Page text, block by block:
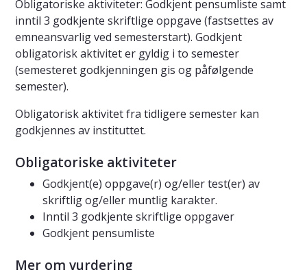
Obligatoriske aktiviteter: Godkjent pensumliste samt
inntil 3 godkjente skriftlige oppgave (fastsettes av
emneansvarlig ved semesterstart). Godkjent
obligatorisk aktivitet er gyldig i to semester
(semesteret godkjenningen gis og påfølgende
semester).
Obligatorisk aktivitet fra tidligere semester kan
godkjennes av instituttet.
Obligatoriske aktiviteter
Godkjent(e) oppgave(r) og/eller test(er) av
skriftlig og/eller muntlig karakter.
Inntil 3 godkjente skriftlige oppgaver
Godkjent pensumliste
Mer om vurdering